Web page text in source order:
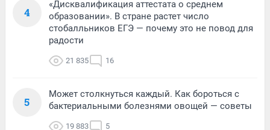
4
«Дисквалификация аттестата о среднем
образовании». В стране растет число
стобалльников ЕГЭ — почему это не повод для
радости
21 835 16
5
Может столкнуться каждый. Как бороться с
бактериальными болезнями овощей — советы
19 883 5